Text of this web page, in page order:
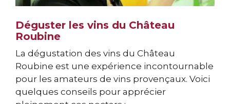
Déguster les vins du Château
Roubine
La dégustation des vins du Château
Roubine est une expérience incontournable
pour les amateurs de vins provençaux. Voici
quelques conseils pour apprécier